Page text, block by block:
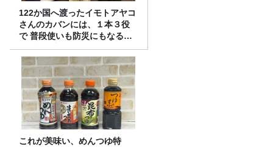
122か国へ渡ったイモトアヤコ
さんのカバンには、１本３役
で 普段使いも防災にもなる最
強の棒が入っていた！
これが美味い、めんつゆ特